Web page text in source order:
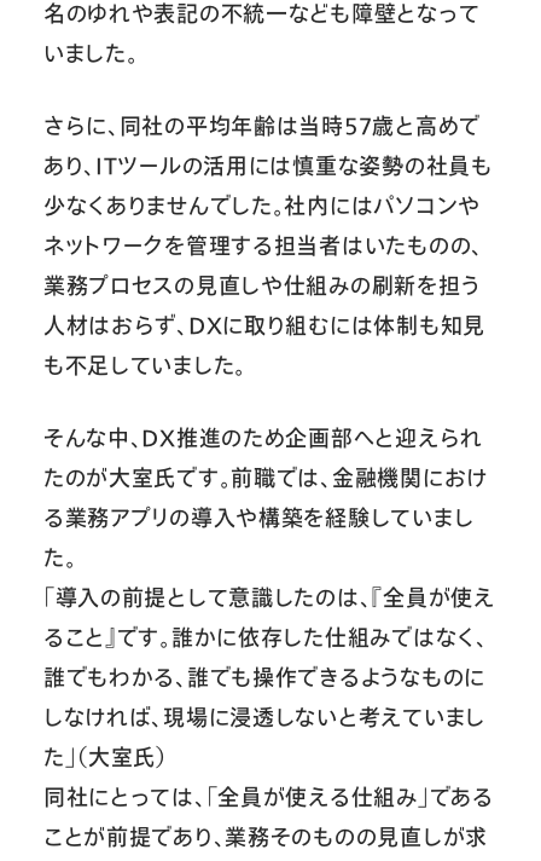
名のゆれや表記の不統一なども障壁となって
いました。
さらに、同社の平均年齢は当時57歳と高めで
あり、ITツールの活用には慎重な姿勢の社員も
少なくありませんでした。社内にはパソコンや
ネットワークを管理する担当者はいたものの、
業務プロセスの見直しや仕組みの刷新を担う
人材はおらず、DXに取り組むには体制も知見
も不足していました。
そんな中、DX推進のため企画部へと迎えられ
たのが大室氏です。前職では、金融機関におけ
る業務アプリの導入や構築を経験していまし
た。
「導入の前提として意識したのは、『全員が使え
ること』です。誰かに依存した仕組みではなく、
誰でもわかる、誰でも操作できるようなものに
しなければ、現場に浸透しないと考えていまし
た」（大室氏）
同社にとっては、「全員が使える仕組み」である
ことが前提であり、業務そのものの見直しが求